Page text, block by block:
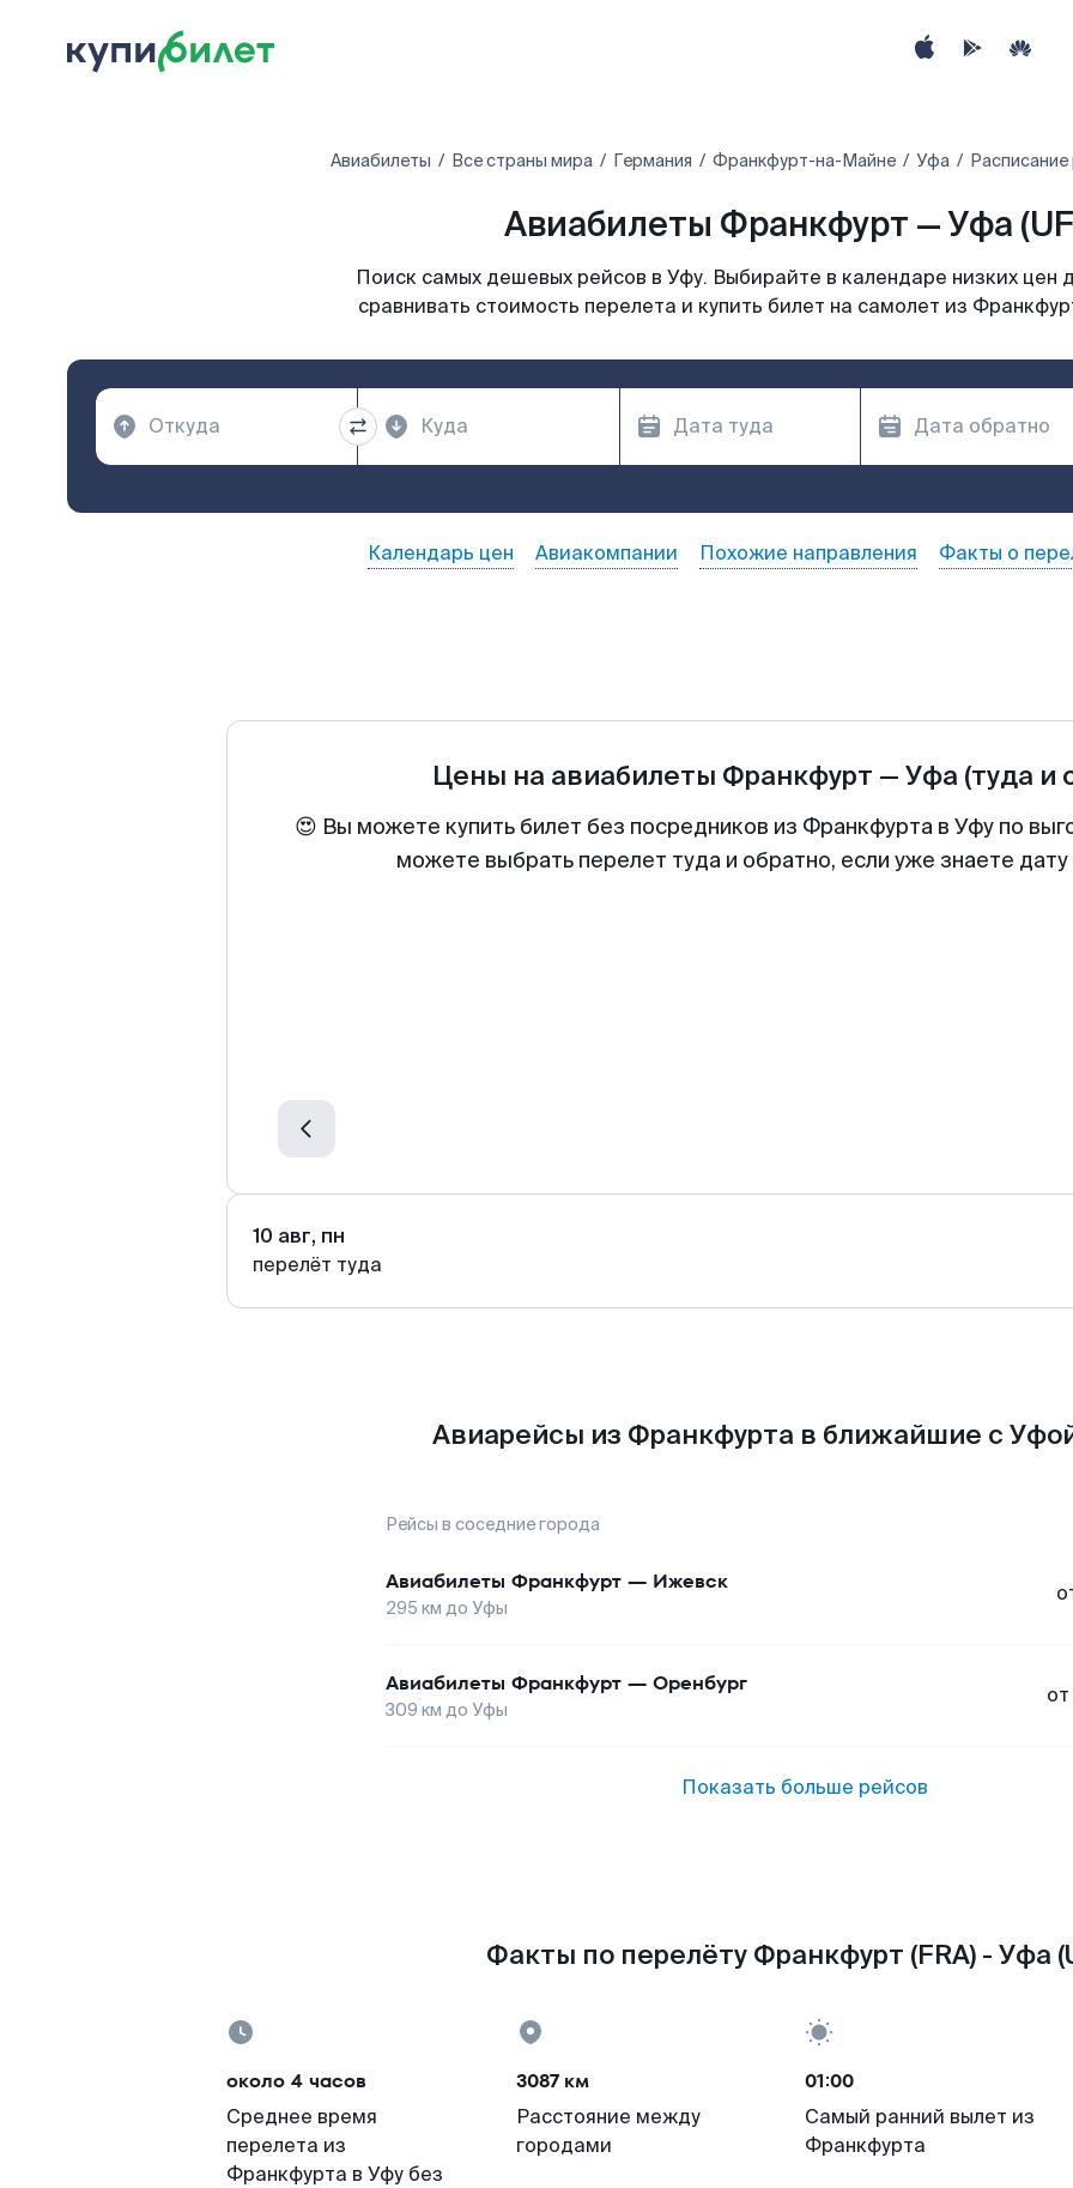
Авиабилеты Все страны мира Германия Франкфурт-на-Майне Уфа
Авиабилеты Франкфурт — Уфа
Поиск самых дешевых рейсов в Уфу. Выбирайте в календаре низких цен
сравнивать стоимость перелета и купить билет на самолет из
Календарь цен Авиакомпании Похожие направления Факты о
Цены на авиабилеты Франкфурт — Уфа (туда и
😍 Вы можете купить билет без посредников из Франкфурта в Уфу по
можете выбрать перелет туда и обратно, если уже знаете
10 авг, пн
перелёт туда
Авиарейсы из Франкфурта в ближайшие с
Рейсы в соседние города
Авиабилеты Франкфурт — Ижевск
295 км до Уфы
Авиабилеты Франкфурт — Оренбург
309 км до Уфы
от
Показать больше рейсов
Факты по перелёту Франкфурт (FRA) - Уфа
около 4 часов
Среднее время
перелета из
Франкфурта в Уфу без
3087 км
Расстояние между
городами
01:00
Самый ранний вылет из
Франкфурта